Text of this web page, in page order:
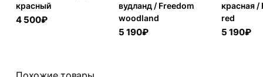
красный
4 500₽
вудланд / Freedom
woodland
5 190₽
красная /
red
5 190₽